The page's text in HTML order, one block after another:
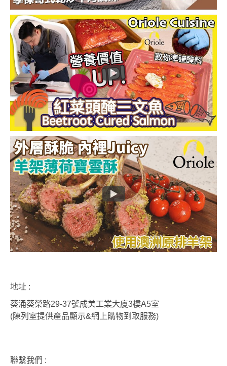
地址 :
葵涌葵榮路29-37號成美工業大廈3樓A5室
(陳列室提供產品顯示&網上購物到取服務)
聯繫我們 :